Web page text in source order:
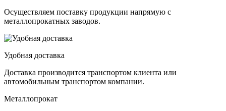
Осуществляем поставку продукции напрямую с
металлопрокатных заводов.
Удобная доставка
Доставка производится транспортом клиента или
автомобильным транспортом компании.
Металлопрокат